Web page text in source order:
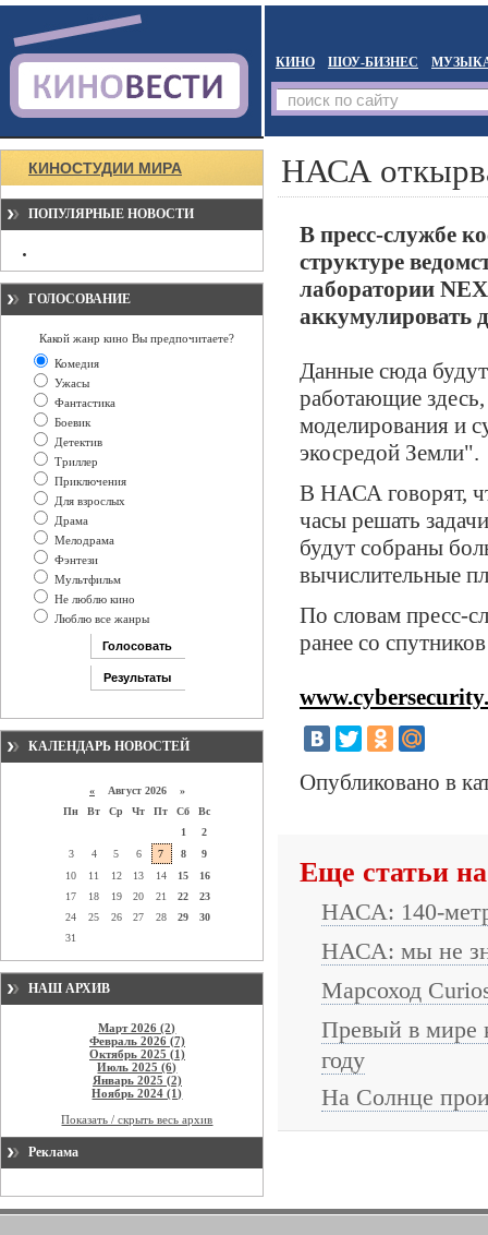
КИНО ШОУ-БИЗНЕС
КИНОСТУДИИ МИРА
ПОПУЛЯРНЫЕ НОВОСТИ
ГОЛОСОВАНИЕ
Какой жанр кино Вы предпочитаете?
Комедия
Ужасы
Фантастика
Боевик
Детектив
Триллер
Приключения
Для взрослых
Драма
Мелодрама
Фэнтези
Мультфильм
Не люблю кино
Люблю все жанры
КАЛЕНДАРЬ НОВОСТЕЙ
« Август 2026 »
Пн
Вт Ср Чт Пт Сб
Вс
1
2
3
4 5 6 7 8
9
10
11 12 13 14 15
16
17
18 19 20 21 22
23
24
25 26 27 28 29
30
31
НАШ АРХИВ
Март 2026 (2)
Февраль 2026 (7)
Октябрь 2025 (1)
Июль 2025 (6)
Январь 2025 (2)
Ноябрь 2024 (1)
Показать / скрыть весь архив
Реклама
НАСА
В пресс-службе
структуре
лаборатории
аккумулировать
Данные сюда
работающие
моделирования и
экосредой Земли".
В НАСА говорят,
часы решать
будут собраны
вычислительные
По словам пресс-
ранее со
Опубликовано в
Еще статьи
НАСА: 140-
НАСА: мы не
Марсоход
Превый в мире
году
На Солнце